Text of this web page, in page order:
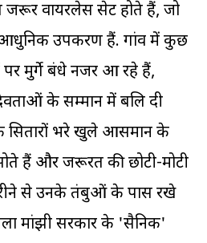
वायरलेस सेट होते हैं, जो
उपकरण हैं. गांव में कुछ
मुर्गे बंधे नजर आ रहे हैं,
के सम्मान में बलि दी
सितारों भरे खुले आसमान के
हैं और जरूरत की छोटी-मोटी
से उनके तंबुओं के पास रखे
मांझी सरकार के 'सैनिक'